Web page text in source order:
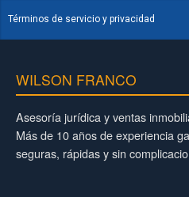
Términos de servicio y privacidad
WILSON FRANCO
Asesoría jurídica y ventas
Más de 10 años de experiencia
seguras, rápidas y sin